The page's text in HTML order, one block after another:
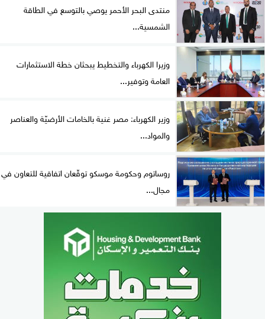
منتدى البحر الأحمر يوصي بالتوسع في الطاقة
الشمسية...
وزيرا الكهرباء والتخطيط يبحثان خطة الاستثمارات
العامة وتوفير...
وزير الكهرباء: مصر غنية بالخامات الأرضيّة والعناصر
والمواد...
روساتوم وحكومة موسكو توقّعان اتفاقية للتعاون في
مجال...